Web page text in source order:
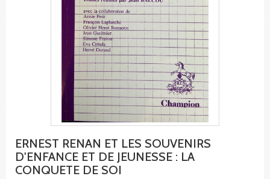
ERNEST RENAN ET LES SOUVENIRS
D'ENFANCE ET DE JEUNESSE : LA
CONQUETE DE SOI